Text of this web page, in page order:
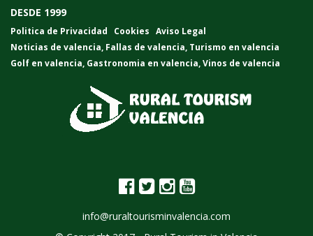
DESDE 1999
Politica de Privacidad Cookies Aviso Legal
Noticias de valencia, Fallas de valencia, Turismo en valencia
Golf en valencia, Gastronomia en valencia,Vinos de valencia
info@ruraltourisminvalencia.com